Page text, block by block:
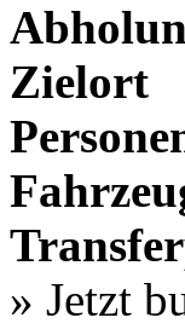
Zielort
» Jetzt